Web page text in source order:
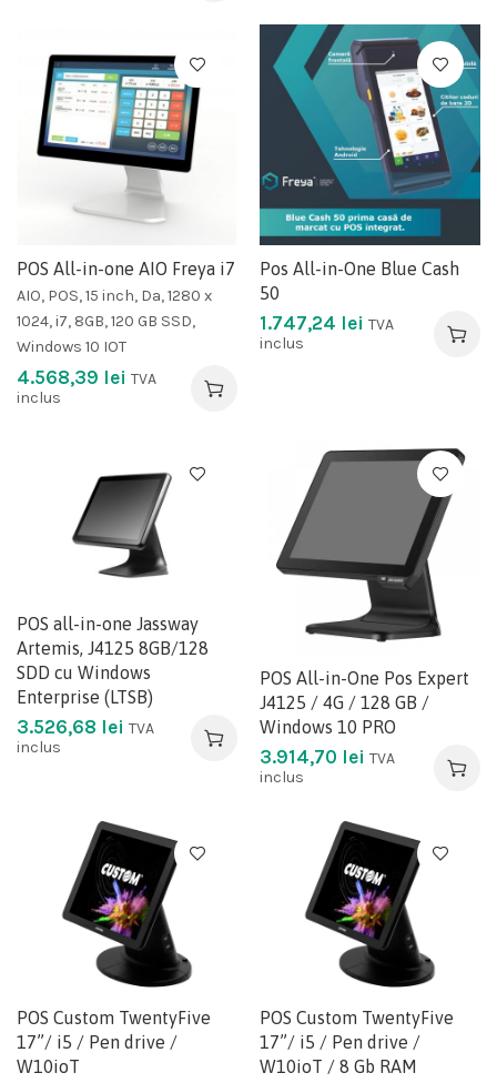
POS All-in-one AIO Freya i7
AIO, POS, 15 inch, Da, 1280 x
1024, i7, 8GB, 120 GB SSD,
Windows 10 IOT
4.568,39 lei TVA
inclus
Pos All-in-One Blue Cash
50
1.747,24 lei TVA
inclus
POS all-in-one Jassway
Artemis, J4125 8GB/128
SDD cu Windows
Enterprise (LTSB)
3.526,68 lei TVA
inclus
POS All-in-One Pos Expert
J4125 / 4G / 128 GB /
Windows 10 PRO
3.914,70 lei TVA
inclus
POS Custom TwentyFive
17”/ i5 / Pen drive /
W10ioT
POS Custom TwentyFive
17”/ i5 / Pen drive /
W10ioT / 8 Gb RAM